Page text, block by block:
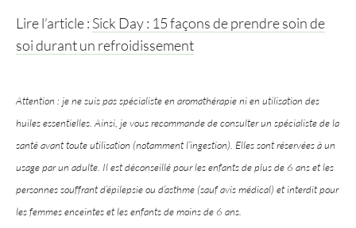
Lire l’article : Sick Day : 15 façons de prendre soin de
soi durant un refroidissement
Attention : je ne suis pas spécialiste en aromathérapie ni en utilisation des
huiles essentielles. Ainsi, je vous recommande de consulter un spécialiste de la
santé avant toute utilisation (notamment l’ingestion). Elles sont réservées à un
usage par un adulte. Il est déconseillé pour les enfants de plus de 6 ans et les
personnes souffrant d’épilepsie ou d’asthme (sauf avis médical) et interdit pour
les femmes enceintes et les enfants de moins de 6 ans.